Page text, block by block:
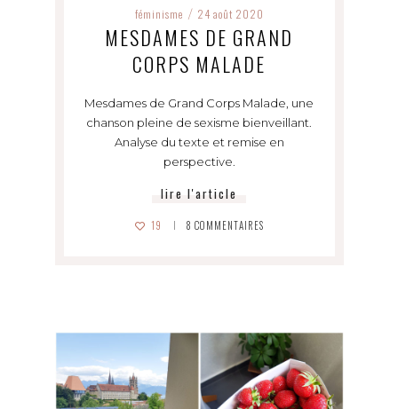
féminisme / 24 août 2020
MESDAMES DE GRAND
CORPS MALADE
Mesdames de Grand Corps Malade, une
chanson pleine de sexisme bienveillant.
Analyse du texte et remise en
perspective.
lire l'article
19 8 COMMENTAIRES